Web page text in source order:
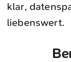
klar,
liebenswert.